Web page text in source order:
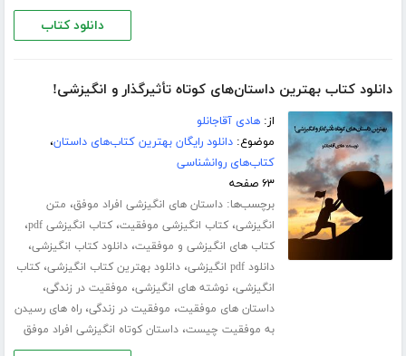
دانلود کتاب
دانلود کتاب بهترین داستان‌های کوتاه تأثیرگذار و انگیزشی!
از:هادی آقاجانلو
موضوع:دانلود رایگان بهترین کتاب‌های داستان،
کتاب‌های روانشناسی
۶۳ صفحه
برچسب‌ها:داستان های انگیزشی افراد موفق، متن
انگیزشی،کتاب انگیزشی موفقیت،کتاب انگیزشی pdf ،
کتاب های انگیزشی و موفقیت،دانلود کتاب انگیزشی،
دانلود pdf انگیزشی ،دانلود بهترین کتاب انگیزشی،کتاب
انگیزشی،نوشته های انگیزشی، موفقیت در زندگی،
داستان های موفقیت، موفقیت در زندگی،راه های رسیدن
به موفقیت چیست،داستان کوتاه انگیزشی افراد موفق